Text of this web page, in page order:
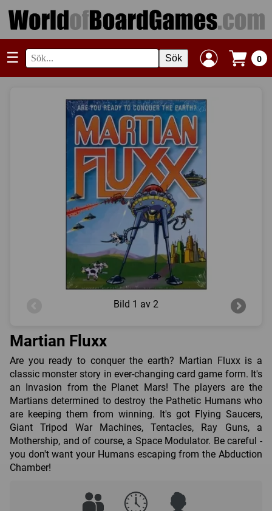
☰ Sök 0
Bild 1 av 2
Martian Fluxx
Are you ready to conquer the earth? Martian Fluxx is a
classic monster story in ever-changing card game form. It's
an Invasion from the Planet Mars! The players are the
Martians determined to destroy the Pathetic Humans who
are keeping them from winning. It's got Flying Saucers,
Giant Tripod War Machines, Tentacles, Ray Guns, a
Mothership, and of course, a Space Modulator. Be careful -
you don't want your Humans escaping from the Abduction
Chamber!